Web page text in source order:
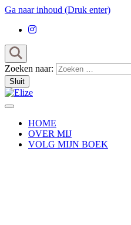
Ga naar inhoud (Druk enter)
Zoeken naar:
Sluit
HOME
OVER MIJ
VOLG MIJN BOEK